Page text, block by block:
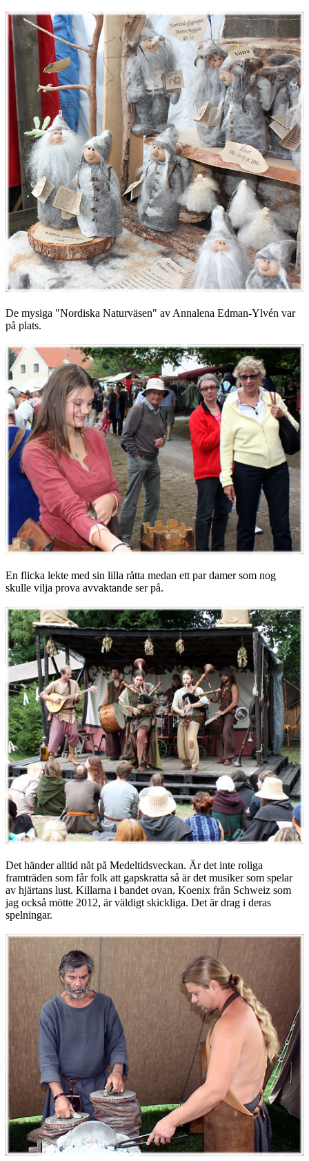
De mysiga "Nordiska Naturväsen" av Annalena Edman-Ylvén var
på plats.
En flicka lekte med sin lilla råtta medan ett par damer som nog
skulle vilja prova avvaktande ser på.
Det händer alltid nåt på Medeltidsveckan. Är det inte roliga
framträden som får folk att gapskratta så är det musiker som spelar
av hjärtans lust. Killarna i bandet ovan, Koenix från Schweiz som
jag också mötte 2012, är väldigt skickliga. Det är drag i deras
spelningar.